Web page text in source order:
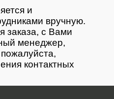
и
вручную.
заказа, с Вами
менеджер,
контактных